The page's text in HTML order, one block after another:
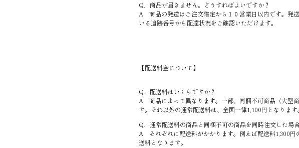
Q．商品が届きません。どうすればよいですか？
A．商品の発送はご注文確定から１０営業日以内です。発
いる追跡番号から配達状況をご確認いただけます。
【配送料金について】
Q．配送料はいくらですか？
A．商品によって異なります。一部、同梱不可商品（大型
す。それ以外の通常配送料は、全国一律1,100円となりま
Q．通常配送料の商品と同梱不可の商品を同時注文した場
A．それぞれに配送料がかかります。例えば配送料1,300
送料となります。